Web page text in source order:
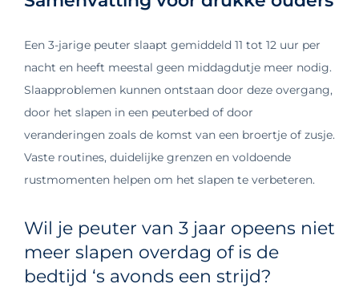
Een 3-jarige peuter slaapt gemiddeld 11 tot 12 uur per
nacht en heeft meestal geen middagdutje meer nodig.
Slaapproblemen kunnen ontstaan door deze overgang,
door het slapen in een peuterbed of door
veranderingen zoals de komst van een broertje of zusje.
Vaste routines, duidelijke grenzen en voldoende
rustmomenten helpen om het slapen te verbeteren.
Wil je peuter van 3 jaar opeens niet
meer slapen overdag of is de
bedtijd ‘s avonds een strijd?